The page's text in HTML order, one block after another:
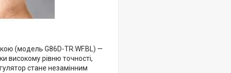
(модель G86D-TR.WF.BL) —
високому рівню точності,
стане незамінним